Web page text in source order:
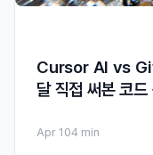
Cursor AI vs
달 직접 써본 코드
Apr 104 min